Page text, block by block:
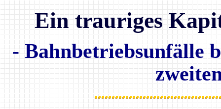
Ein trauriges
- Bahnbetriebsunfälle